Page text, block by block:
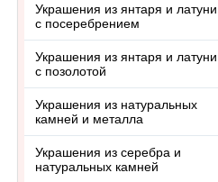
Украшения из янтаря и латуни
с посеребрением
Украшения из янтаря и латуни
с позолотой
Украшения из натуральных
камней и металла
Украшения из серебра и
натуральных камней